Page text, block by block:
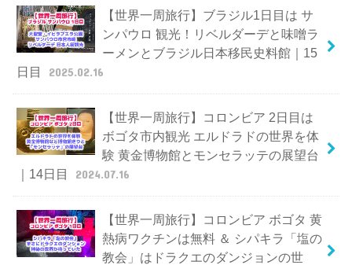
【世界一周旅行】ブラジル1日目は サ
ンパウロ 観光！リベルダーデと味噌ラ
ーメンとブラジル日本移民史料館｜15
日目
2025.02.16
【世界一周旅行】コロンビア 2日目は
ボゴタ市内観光 エルドラドの世界を体
験 黄金博物館とモンセラッテの展望台
｜14日目
2024.07.16
【世界一周旅行】コロンビア ボゴタ 黄
熱病ワクチンは無料 ＆ シパキラ「塩の
教会」はドラクエのダンジョンの世